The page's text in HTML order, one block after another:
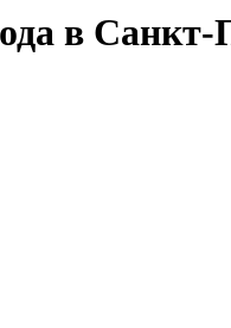
в Санкт-